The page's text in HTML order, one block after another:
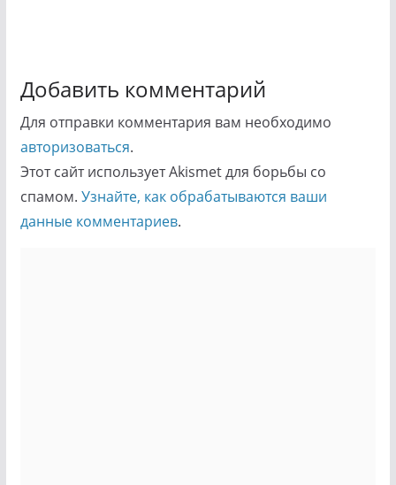
Добавить комментарий
Для отправки комментария вам необходимо
авторизоваться.
Этот сайт использует Akismet для борьбы со
спамом. Узнайте, как обрабатываются ваши
данные комментариев.